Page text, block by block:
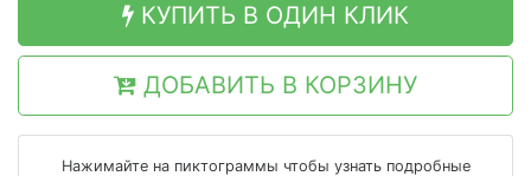
КУПИТЬ В ОДИН КЛИК
ДОБАВИТЬ В КОРЗИНУ
Нажимайте на пиктограммы чтобы узнать подробные